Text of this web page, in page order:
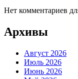
Нет комментариев
Архивы
Август 2026
Июль 2026
Июнь 2026